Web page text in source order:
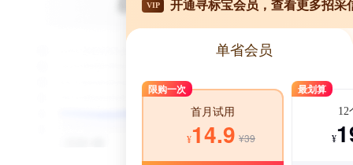
VIP 开通寻标宝会员，查看更多招采
单省会员
限购一次
首月试用
¥14.9 ¥39
最划算
12
¥